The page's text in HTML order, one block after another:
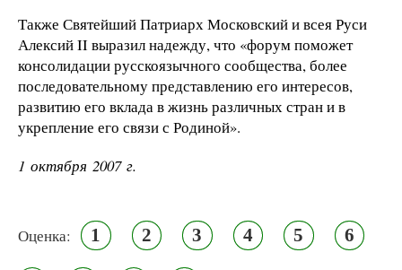
Также Святейший Патриарх Московский и всея Руси
Алексий II выразил надежду, что «форум поможет
консолидации русскоязычного сообщества, более
последовательному представлению его интересов,
развитию его вклада в жизнь различных стран и в
укрепление его связи с Родиной».
1 октября 2007 г.
Оценка: 1 2 3 4 5 6